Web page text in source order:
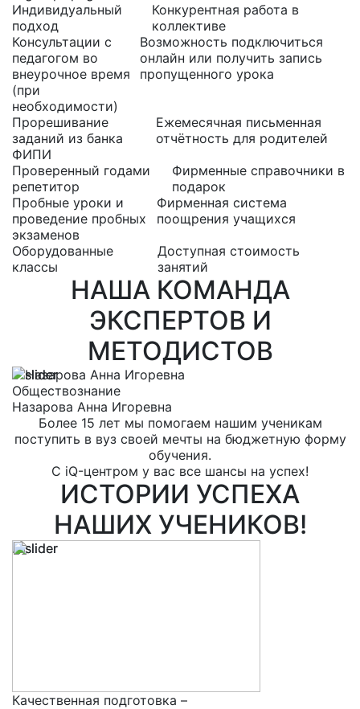
Индивидуальный
подход
Конкурентная работа в
коллективе
Консультации с
педагогом во
внеурочное время
(при
необходимости)
Возможность подключиться
онлайн или получить запись
пропущенного урока
Прорешивание
заданий из банка
ФИПИ
Ежемесячная письменная
отчётность для родителей
Проверенный годами
репетитор
Фирменные справочники в
подарок
Пробные уроки и
проведение пробных
экзаменов
Фирменная система
поощрения учащихся
Оборудованные
классы
Доступная стоимость
занятий
НАША КОМАНДА
ЭКСПЕРТОВ И
МЕТОДИСТОВ
Обществознание
Назарова Анна Игоревна
Более 15 лет мы помогаем нашим ученикам
поступить в вуз своей мечты на бюджетную форму
обучения.
С iQ-центром у вас все шансы на успех!
ИСТОРИИ УСПЕХА
НАШИХ УЧЕНИКОВ!
Качественная подготовка –